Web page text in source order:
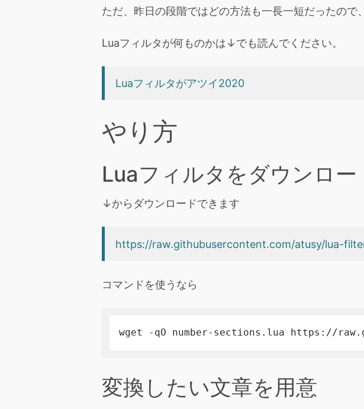
ただ、昨日の段階ではどの方法も一長一短だったので
Luaフィルタが何ものかは↓でも読んでください。
Luaフィルタがアツイ2020
やり方
Luaフィルタをダウンロー
↓からダウンロードできます
https://raw.githubusercontent.com/atusy/lua-
コマンドを使うなら
wget -qO number-sections.lua https://
変換したい文章を用意